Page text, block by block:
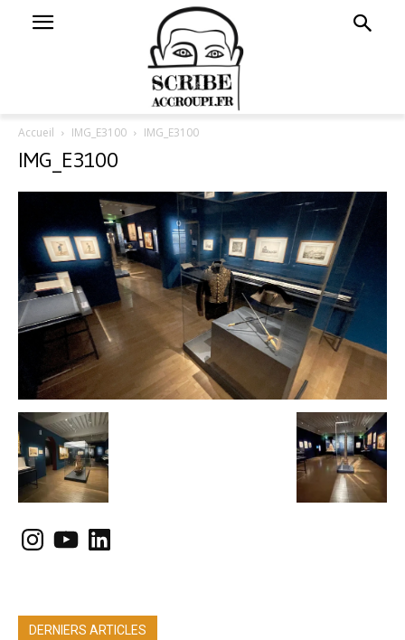
Accueil IMG_E3100 IMG_E3100
IMG_E3100
Instagram
YouTubeLinkedIn
DERNIERS ARTICLES